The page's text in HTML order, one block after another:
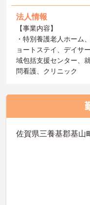
法人情報
【事業内容】
・特別養護老人ホーム
ョートステイ、デイサ
域包括支援センター、
問看護、クリニック
佐賀県三養基郡基山